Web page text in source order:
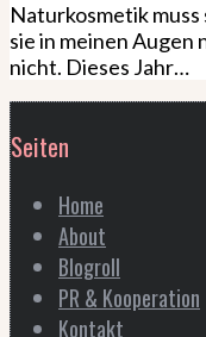
Naturkosmetik
sie in meinen
nicht. Dieses Jahr…
Seiten
Home
About
Blogroll
PR & Kooperation
Kontakt